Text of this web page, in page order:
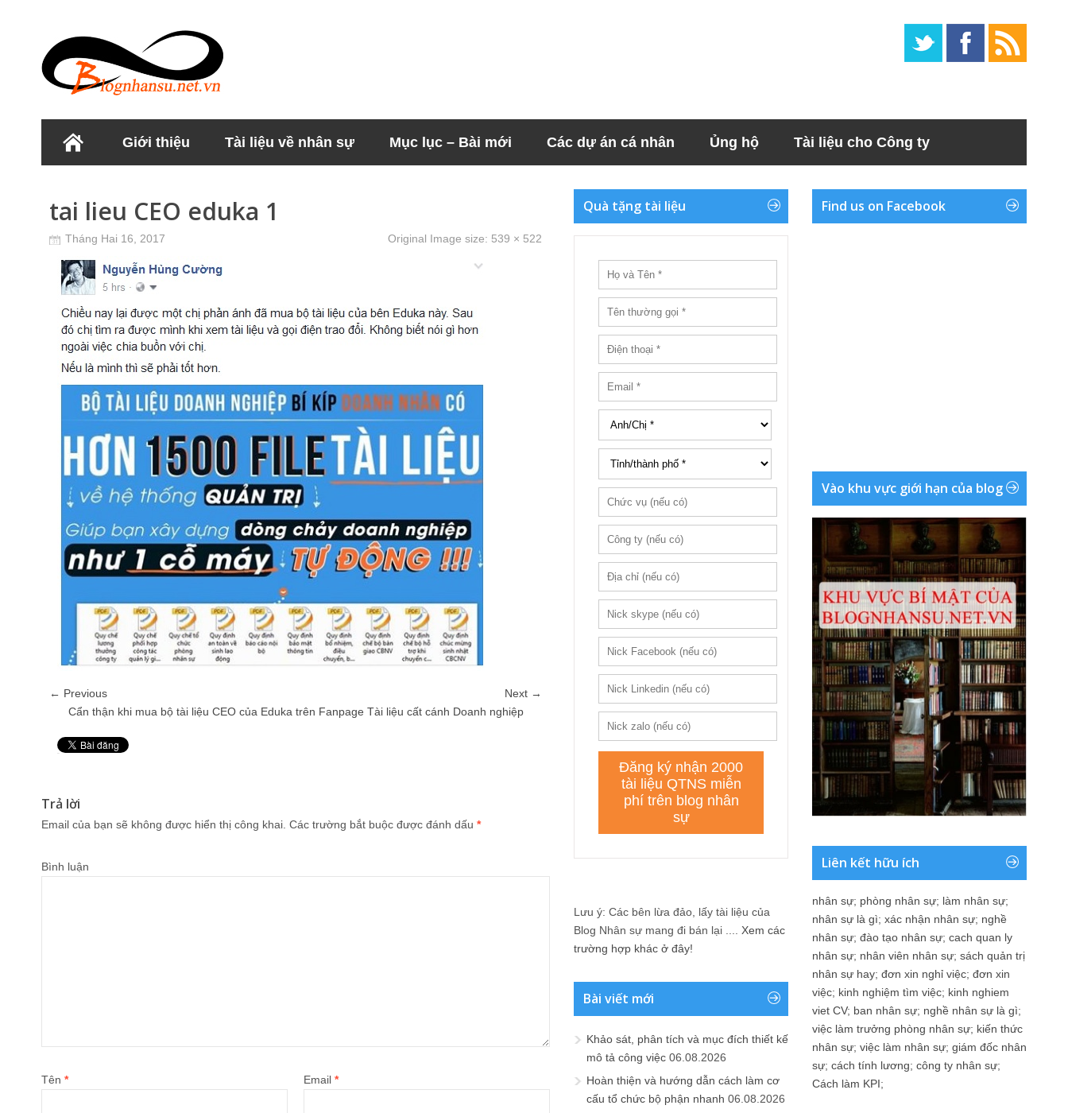
Giới thiệu Tài liệu về nhân sự Mục lục – Bài mới Các dự án cá nhân Ủng hộ Tài liệu cho Công ty
tai lieu CEO eduka 1
Tháng Hai 16, 2017 Original Image size: 539 × 522
← Previous
Next →
Cẩn thận khi mua bộ tài liệu CEO của Eduka trên Fanpage Tài liệu cất cánh Doanh nghiệp
Trả lời
Email của bạn sẽ không được hiển thị công khai. Các trường bắt buộc được đánh dấu *
Bình luận
Tên * Email *
Quà tặng tài liệu
Lưu ý: Các bên lừa đảo, lấy tài liệu của
Blog Nhân sự mang đi bán lại .... Xem các
trường hợp khác ở đây!
Bài viết mới
Khảo sát, phân tích và mục đích thiết kế
mô tả công việc 06.08.2026
Hoàn thiện và hướng dẫn cách làm cơ
cấu tổ chức bộ phận nhanh 06.08.2026
Find us on Facebook
Vào khu vực giới hạn của blog
Liên kết hữu ích
nhân sự; phòng nhân sự; làm nhân sự;
nhân sự là gì; xác nhận nhân sự; nghề
nhân sự; đào tạo nhân sự; cach quan ly
nhân sự; nhân viên nhân sự; sách quản trị
nhân sự hay; đơn xin nghỉ việc; đơn xin
việc; kinh nghiệm tìm việc; kinh nghiem
viet CV; ban nhân sự; nghề nhân sự là gì;
việc làm trưởng phòng nhân sự; kiến thức
nhân sự; việc làm nhân sự; giám đốc nhân
sự; cách tính lương; công ty nhân sự;
Cách làm KPI;